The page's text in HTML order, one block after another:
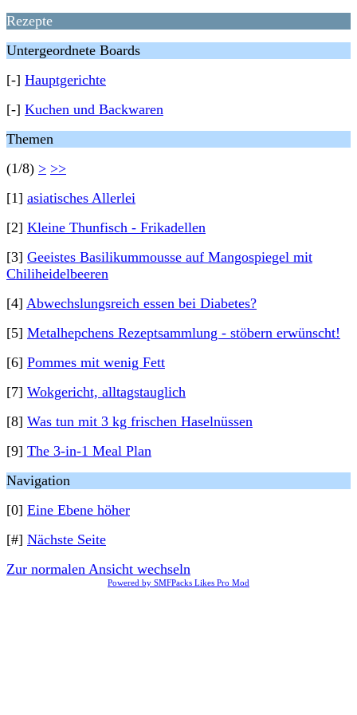
Rezepte
Untergeordnete Boards
[-] Hauptgerichte
[-] Kuchen und Backwaren
Themen
(1/8) > >>
[1] asiatisches Allerlei
[2] Kleine Thunfisch - Frikadellen
[3] Geeistes Basilikummousse auf Mangospiegel mit
Chiliheidelbeeren
[4] Abwechslungsreich essen bei Diabetes?
[5] Metalhepchens Rezeptsammlung - stöbern erwünscht!
[6] Pommes mit wenig Fett
[7] Wokgericht, alltagstauglich
[8] Was tun mit 3 kg frischen Haselnüssen
[9] The 3-in-1 Meal Plan
Navigation
[0] Eine Ebene höher
[#] Nächste Seite
Zur normalen Ansicht wechseln
Powered by SMFPacks Likes Pro Mod